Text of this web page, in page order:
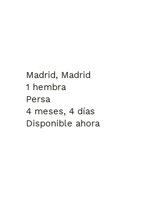
Madrid, Madrid
1 hembra
Persa
4 meses, 4 días
Disponible ahora